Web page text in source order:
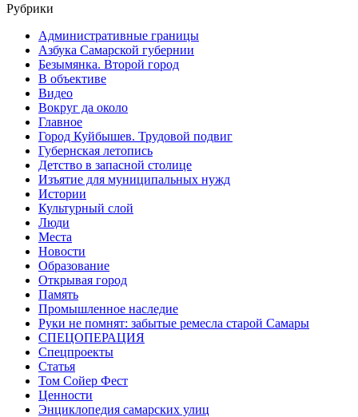
Рубрики
Административные границы
Азбука Самарской губернии
Безымянка. Второй город
В объективе
Видео
Вокруг да около
Главное
Город Куйбышев. Трудовой подвиг
Губернская летопись
Детство в запасной столице
Изъятие для муниципальных нужд
Истории
Культурный слой
Люди
Места
Новости
Образование
Открывая город
Память
Промышленное наследие
Руки не помнят: забытые ремесла старой Самары
СПЕЦОПЕРАЦИЯ
Спецпроекты
Статья
Том Сойер Фест
Ценности
Энциклопедия самарских улиц